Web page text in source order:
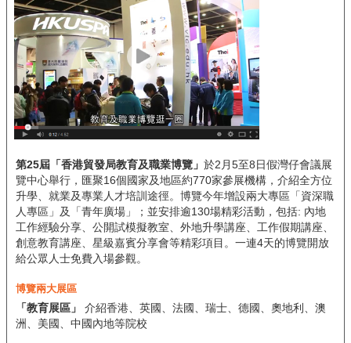
第25屆「香港貿發局教育及職業博覽」 於2月5至8日假灣仔會議展
覽中心舉行，匯聚16個國家及地區約770家參展機構，介紹全方位
升學、就業及專業人才培訓途徑。博覽今年增設兩大專區「資深職
人專區」及「青年廣場」；並安排逾130場精彩活動，包括: 內地
工作經驗分享、公開試模擬教室、外地升學講座、工作假期講座、
創意教育講座、星級嘉賓分享會等精彩項目。一連4天的博覽開放
給公眾人士免費入場參觀。
博覽兩大展區
「教育展區」
介紹香港、英國、法國、瑞士、德國、奧地利、澳
洲、美國、中國內地等院校